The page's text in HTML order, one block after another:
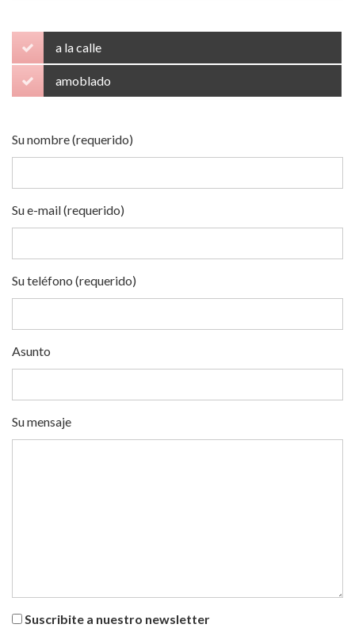
a la calle
amoblado
Su nombre (requerido)
Su e-mail (requerido)
Su teléfono (requerido)
Asunto
Su mensaje
Suscribite a nuestro newsletter